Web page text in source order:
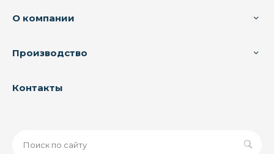
О компании
Производство
Контакты